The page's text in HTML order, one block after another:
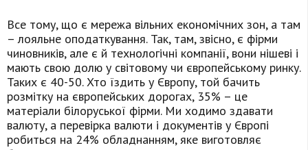
Все тому, що є мережа вільних економічних зон, а там
– лояльне оподаткування. Так, там, звісно, є фірми
чиновників, але є й технологічні компанії, вони нішеві і
мають свою долю у світовому чи європейському ринку.
Таких є 40-50. Хто їздить у Європу, той бачить
розмітку на європейських дорогах, 35% – це
матеріали білоруської фірми. Ми ходимо здавати
валюту, а перевірка валюти і документів у Європі
робиться на 24% обладнанням, яке виготовляє